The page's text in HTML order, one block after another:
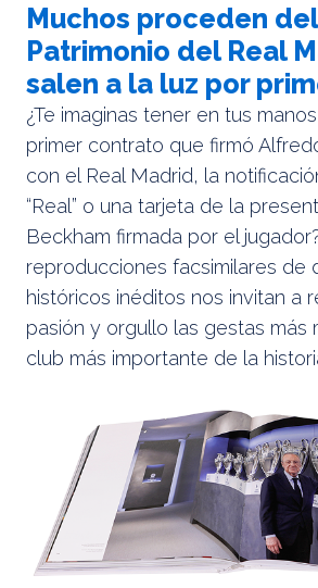
Muchos proceden del
Patrimonio del Real
salen a la luz por
¿Te imaginas tener en tus
primer contrato que firmó
con el Real Madrid, la
“Real” o una tarjeta de la
Beckham firmada por el
reproducciones facsimilares de
históricos inéditos nos invitan a
pasión y orgullo las gestas más
club más importante de la